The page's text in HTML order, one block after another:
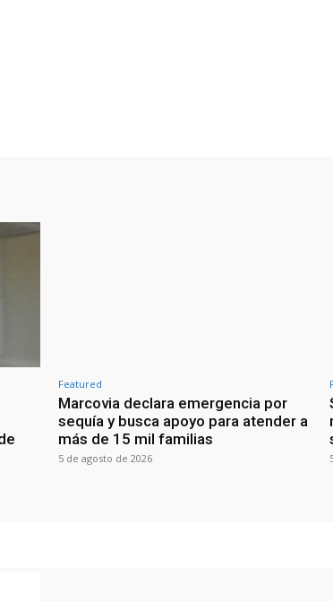
Featured
Marcovia declara emergencia por
sequía y busca apoyo para atender a
más de 15 mil familias
5 de agosto de 2026